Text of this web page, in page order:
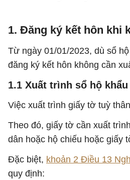
1. Đăng ký kết hôn khi
Từ ngày 01/01/2023, dù sổ
đăng ký kết hôn không cần
1.1 Xuất trình sổ hộ khẩu
Việc xuất trình giấy tờ tuỳ
Theo đó, giấy tờ cần xuất
dân hoặc hộ chiếu hoặc giấy
Đặc biệt, khoản 2 Điều 13
quy định: